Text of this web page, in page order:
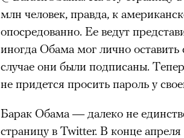
млн человек, правда, к
опосредованно. Ее ведут
иногда Обама мог лично
случае они были подписаны.
не придется просить пароль у
Барак Обама — далеко не
страницу в Twitter. В конце